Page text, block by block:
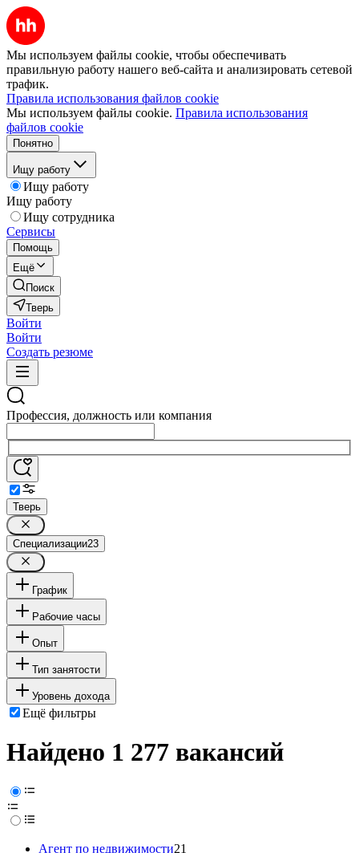
Мы используем файлы cookie, чтобы обеспечивать
правильную работу нашего веб-сайта и анализировать сетевой
трафик.
Правила использования файлов cookie
Мы используем файлы cookie. Правила использования
файлов cookie
Понятно
Ищу работу
Ищу работу
Ищу работу
Ищу сотрудника
Сервисы
Помощь
Ещё
Поиск
Тверь
Войти
Войти
Создать резюме
Профессия, должность или компания
Тверь
Специализации23
График
Рабочие часы
Опыт
Тип занятости
Уровень дохода
Ещё фильтры
Найдено 1 277 вакансий
Агент по недвижимости21